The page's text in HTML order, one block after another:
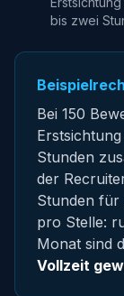
bis zwei
Bei 150
Stunden
der
Stunden für
pro Stelle:
Monat sind
Vollzeit